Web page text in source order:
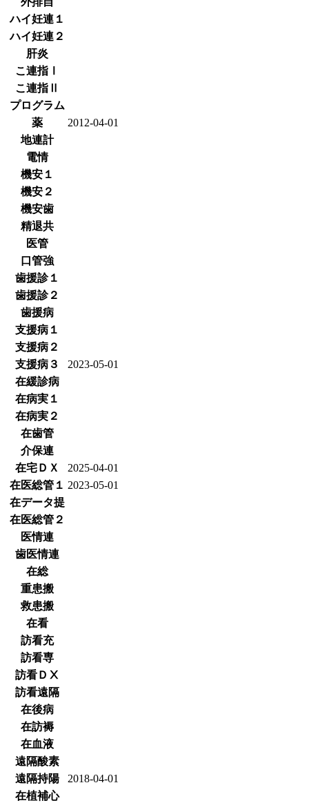
ハイ妊連１
ハイ妊連２
肝炎
こ連指Ⅰ
こ連指Ⅱ
プログラム
薬
2012-04-01
地連計
電情
機安１
機安２
機安歯
精退共
医管
口管強
歯援診１
歯援診２
歯援病
支援病１
支援病２
支援病３
2023-05-01
在緩診病
在病実１
在病実２
在歯管
介保連
在宅ＤＸ
2025-04-01
在医総管１ 2023-05-01
在データ提
在医総管２
医情連
歯医情連
在総
重患搬
救患搬
在看
訪看充
訪看専
訪看ＤⅩ
訪看遠隔
在後病
在訪褥
在血液
遠隔酸素
遠隔持陽
2018-04-01
在植補心